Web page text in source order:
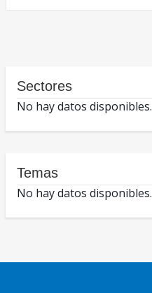
Sectores
No hay datos disponibles.
Temas
No hay datos disponibles.